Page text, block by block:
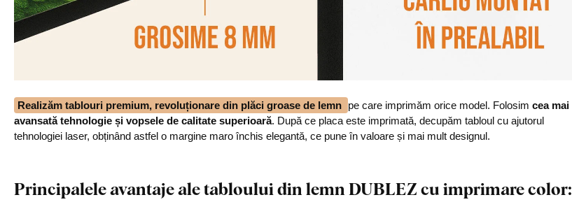
Realizăm tablouri premium, revoluționare din plăci groase de lemn pe care imprimăm orice model. Folosim cea mai
avansată tehnologie și vopsele de calitate superioară. După ce placa este imprimată, decupăm tabloul cu ajutorul
tehnologiei laser, obținând astfel o margine maro închis elegantă, ce pune în valoare și mai mult designul.
Principalele avantaje ale tabloului din lemn DUBLEZ cu imprimare color: